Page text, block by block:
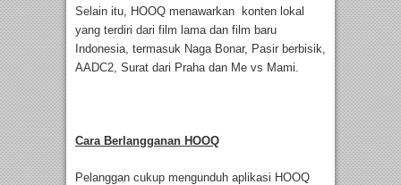
Selain itu, HOOQ menawarkan konten lokal
yang terdiri dari film lama dan film baru
Indonesia, termasuk Naga Bonar, Pasir berbisik,
AADC2, Surat dari Praha dan Me vs Mami.
Cara Berlangganan HOOQ
Pelanggan cukup mengunduh aplikasi HOOQ